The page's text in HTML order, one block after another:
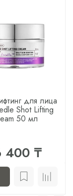
для лица
Shot Lifting
50 мл
400 ₸